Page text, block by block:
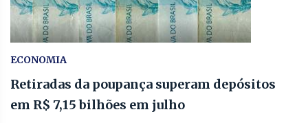
ECONOMIA
Retiradas da poupança superam depósitos
em R$ 7,15 bilhões em julho